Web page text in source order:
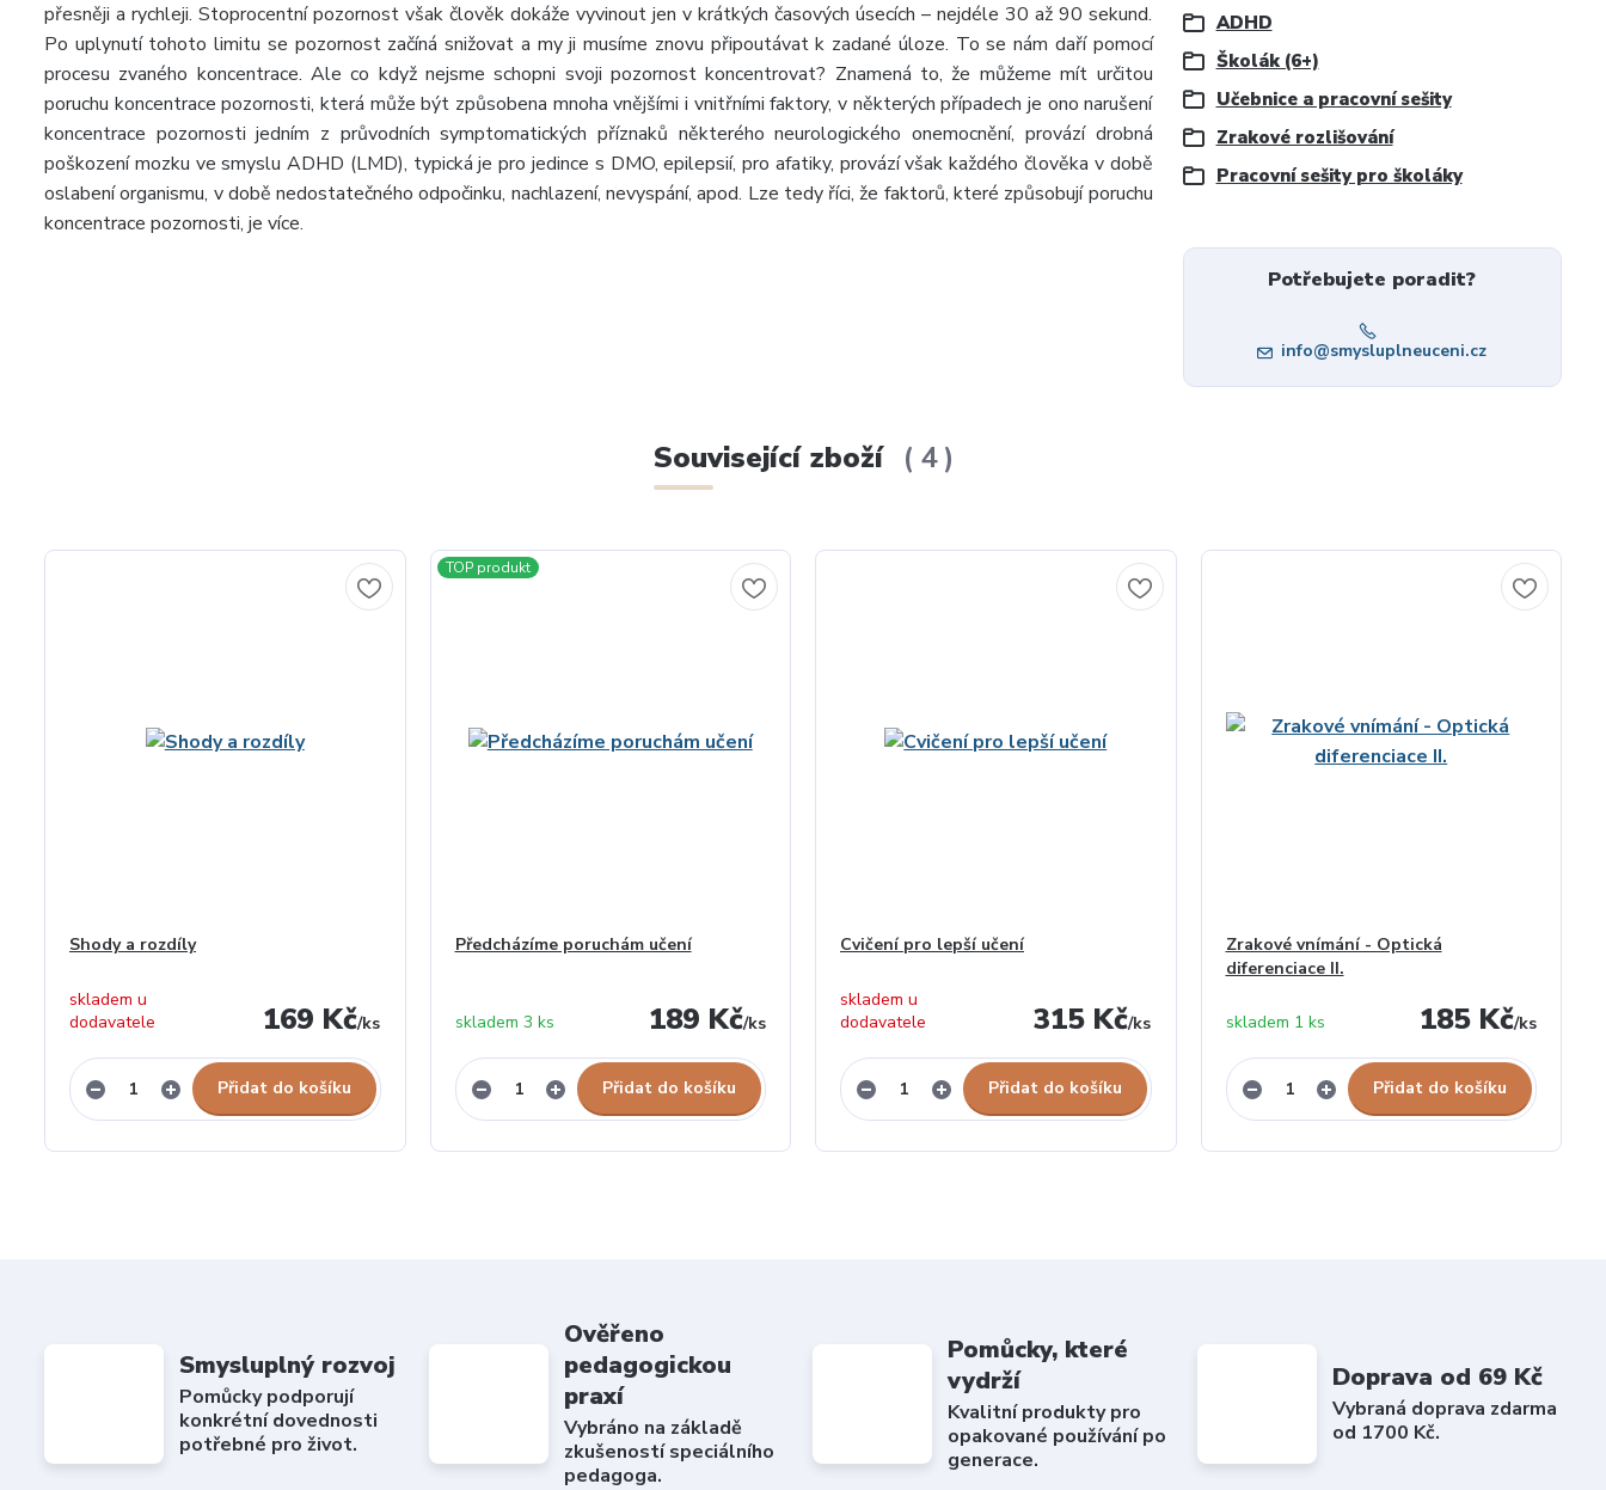
přesněji a rychleji. Stoprocentní pozornost však člověk dokáže vyvinout jen v krátkých časových úsecích – nejdéle 30 až 90 sekund.
Po uplynutí tohoto limitu se pozornost začíná snižovat a my ji musíme znovu připoutávat k zadané úloze. To se nám daří pomocí
procesu zvaného koncentrace. Ale co když nejsme schopni svoji pozornost koncentrovat? Znamená to, že můžeme mít určitou
poruchu koncentrace pozornosti, která může být způsobena mnoha vnějšími i vnitřními faktory, v některých případech je ono narušení
koncentrace pozornosti jedním z průvodních symptomatických příznaků některého neurologického onemocnění, provází drobná
poškození mozku ve smyslu ADHD (LMD), typická je pro jedince s DMO, epilepsií, pro afatiky, provází však každého člověka v době
oslabení organismu, v době nedostatečného odpočinku, nachlazení, nevyspání, apod. Lze tedy říci, že faktorů, které způsobují poruchu
koncentrace pozornosti, je více.
ADHD
Školák (6+)
Učebnice a pracovní sešity
Zrakové rozlišování
Pracovní sešity pro školáky
Potřebujete poradit?
info@smysluplneuceni.cz
Související zboží 4
Shody a rozdíly
169 Kč/ks
skladem u
dodavatele
Přidat do košíku
TOP produkt
Předcházíme poruchám učení
189 Kč/ks
skladem 3 ks
Přidat do košíku
Cvičení pro lepší učení
315 Kč/ks
skladem u
dodavatele
Přidat do košíku
Zrakové vnímání - Optická
diferenciace II.
185 Kč/ks
skladem 1 ks
Přidat do košíku
Smysluplný rozvoj
Pomůcky podporují
konkrétní dovednosti
potřebné pro život.
Ověřeno
pedagogickou
praxí
Vybráno na základě
zkušeností speciálního
pedagoga.
Pomůcky, které
vydrží
Kvalitní produkty pro
opakované používání po
generace.
Doprava od 69 Kč
Vybraná doprava zdarma
od 1700 Kč.